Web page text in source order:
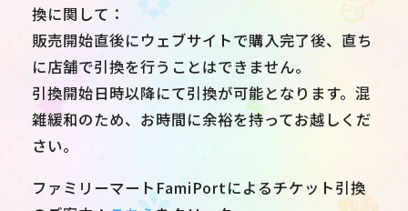
換に関して：
販売開始直後にウェブサイトで購入完了後、直ち
に店舗で引換を行うことはできません。
引換開始日時以降にて引換が可能となります。混
雑緩和のため、お時間に余裕を持ってお越しくだ
さい。
ファミリーマートFamiPortによるチケット引換